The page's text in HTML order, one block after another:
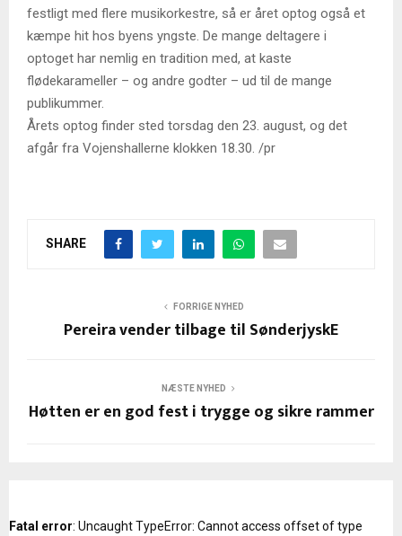
festligt med flere musikorkestre, så er året optog også et
kæmpe hit hos byens yngste. De mange deltagere i
optoget har nemlig en tradition med, at kaste
flødekarameller – og andre godter – ud til de mange
publikummer.
Årets optog finder sted torsdag den 23. august, og det
afgår fra Vojenshallerne klokken 18.30. /pr
SHARE
FORRIGE NYHED
Pereira vender tilbage til SønderjyskE
NÆSTE NYHED
Høtten er en god fest i trygge og sikre rammer
Fatal error: Uncaught TypeError: Cannot access offset of type